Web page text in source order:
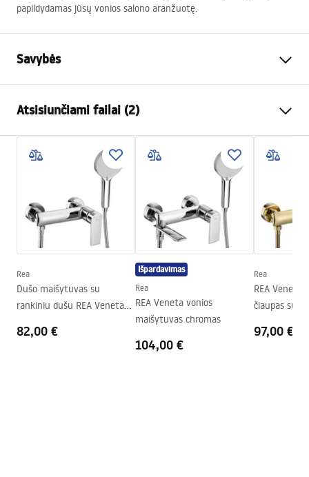
papildydamas jūsų vonios salono aranžuotę.
Savybės
Medžiaga
Montavimo būdas
Prisukamas
Plotis
23
Gylis
23
mm
Garantija
24 mėnesių
Atsisiunčiami failai (2)
Pielęgnacja
Pielęgnacja.pdf
Garantijos sąlygos
Warranty_Terms_and_Conditions_Accessories_-_24.pdf
Rea
Dušo maišytuvas su
rankiniu dušu REA Veneta
82,00 €
Išpardavimas
Rea
REA Veneta vonios
maišytuvas chromas
104,00 €
Rea
REA Veneta
čiaupas su
97,00 €